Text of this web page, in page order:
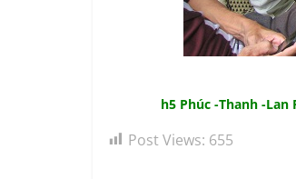
h5 Phúc -Thanh -Lan
Post Views: 655